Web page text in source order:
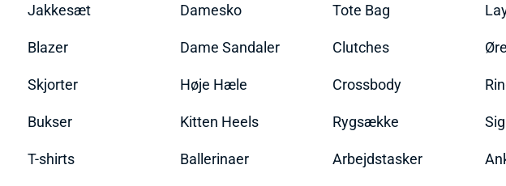
Jakkesæt
Blazer
Skjorter
Bukser
T-shirts
Damesko
Dame Sandaler
Høje Hæle
Kitten Heels
Ballerinaer
Tote Bag
Clutches
Crossbody
Rygsække
Arbejdstasker